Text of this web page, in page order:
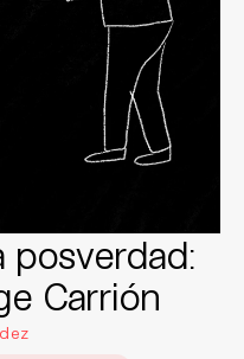
posverdad:
Carrión